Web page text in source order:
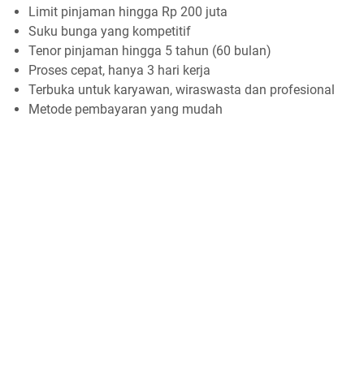
Limit pinjaman hingga Rp 200 juta
Suku bunga yang kompetitif
Tenor pinjaman hingga 5 tahun (60 bulan)
Proses cepat, hanya 3 hari kerja
Terbuka untuk karyawan, wiraswasta dan profesional
Metode pembayaran yang mudah